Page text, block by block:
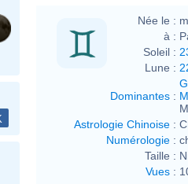
Née le :
à :
Soleil :
Lune :
Dominantes :
Astrologie Chinoise :
Numérologie :
Taille :
Vues :